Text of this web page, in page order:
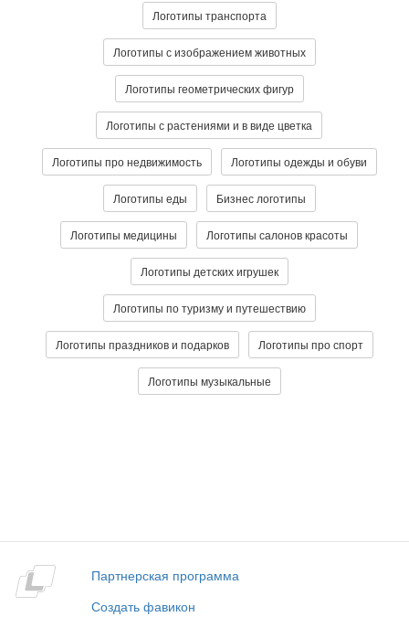
Логотипы транспорта
Логотипы с изображением животных
Логотипы геометрических фигур
Логотипы с растениями и в виде цветка
Логотипы про недвижимость Логотипы одежды и обуви
Логотипы еды Бизнес логотипы
Логотипы медицины Логотипы салонов красоты
Логотипы детских игрушек
Логотипы по туризму и путешествию
Логотипы праздников и подарков Логотипы про спорт
Логотипы музыкальные
Партнерская программа
Создать фавикон